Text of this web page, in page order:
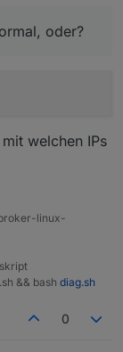
auf zwei
normal, oder?
oder?
welchen IPs
linux-
&& bash diag.sh
0